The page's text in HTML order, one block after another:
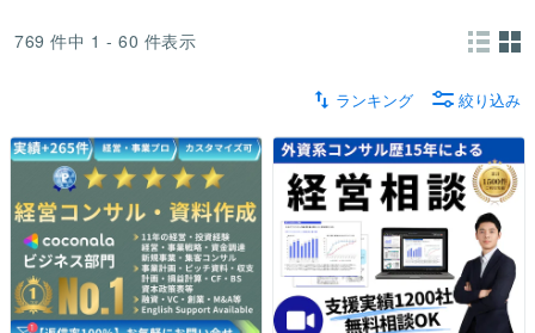
769 件中 1 - 60 件表示
ランキング 絞り込み